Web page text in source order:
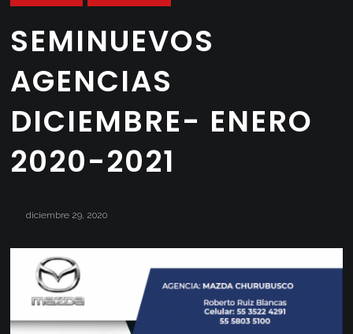
SEMINUEVOS
AGENCIAS
DICIEMBRE- ENERO
2020-2021
diciembre 29, 2020